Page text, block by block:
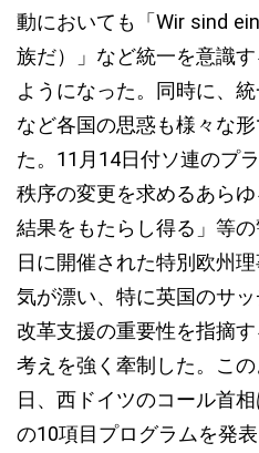
動においても「Wir sind
族だ）」など統一を意識
ようになった。同時に、
など各国の思惑も様々な
た。11月14日付ソ連のプ
秩序の変更を求めるあら
結果をもたらし得る」等
日に開催された特別欧州
気が漂い、特に英国のサ
改革支援の重要性を指摘
考えを強く牽制した。こ
日、西ドイツのコール首
の10項目プログラムを発